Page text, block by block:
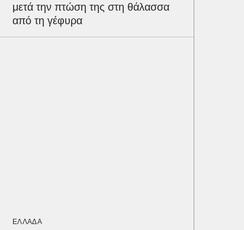
μετά την πτώση της στη θάλασσα
από τη γέφυρα
ΕΛΛΑΔΑ